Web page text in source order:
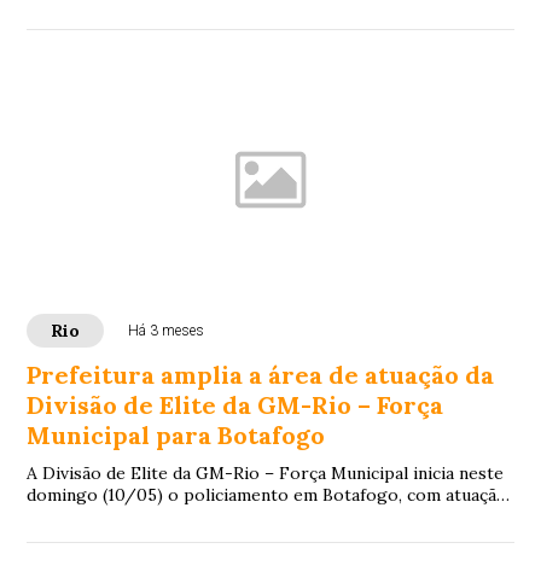
Rio Há 3 meses
Prefeitura amplia a área de atuação da
Divisão de Elite da GM-Rio – Força
Municipal para Botafogo
A Divisão de Elite da GM-Rio – Força Municipal inicia neste
domingo (10/05) o policiamento em Botafogo, com atuação